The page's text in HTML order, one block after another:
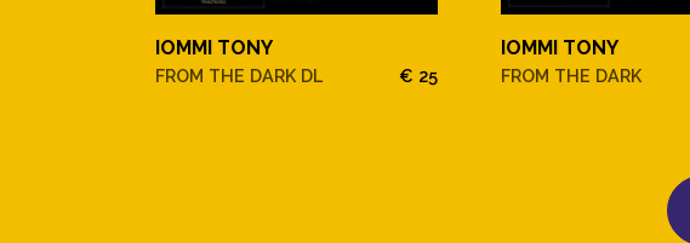
IOMMI TONY
FROM THE DARK DL € 25
IOMMI TONY
FROM THE DARK